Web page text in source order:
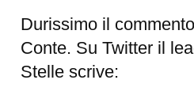
Durissimo il
Conte. Su Twitter il
Stelle scrive: